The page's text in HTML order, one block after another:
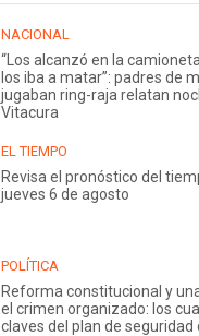
NACIONAL
“Los alcanzó en la
los iba a matar”: padres de
jugaban ring-raja relatan
Vitacura
EL TIEMPO
Revisa el pronóstico del
jueves 6 de agosto
POLÍTICA
Reforma constitucional y
el crimen organizado: los
claves del plan de seguridad